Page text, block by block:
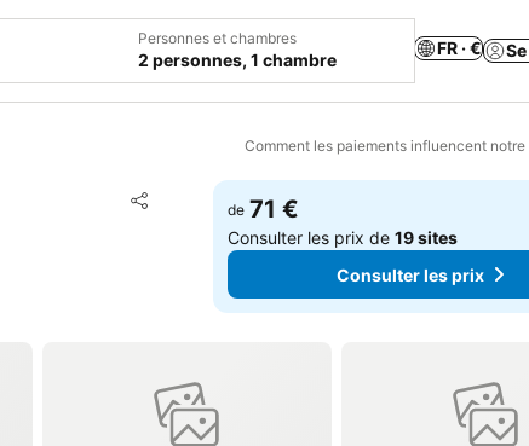
Personnes et chambres
2 personnes, 1 chambre
FR · €
Comment les paiements influencent
Partager
Ajouter à mes favoris
de 71 €
Consulter les prix de19 sites
Consulter les prix